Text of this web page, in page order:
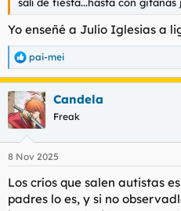
salí de fiesta...hasta con
Yo enseñé a Julio Iglesias a
R
e
a
c
c
i
e
:
pai-mei
Candela
Freak
8 Nov 2025
Los críos que salen autistas
padres lo es, y si no